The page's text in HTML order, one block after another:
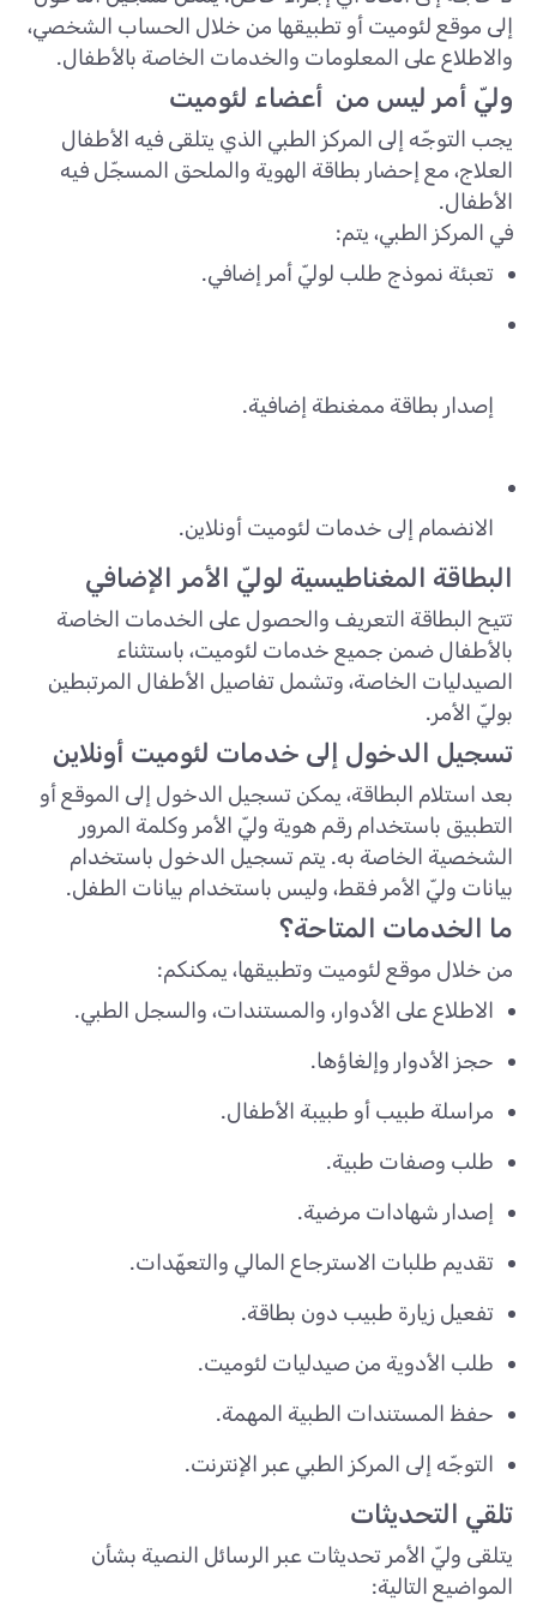
إلى موقع لئوميت أو تطبيقها من خلال الحساب الشخصي،
والاطلاع على المعلومات والخدمات الخاصة بالأطفال.
وليّ أمر ليس من أعضاء لئوميت
يجب التوجّه إلى المركز الطبي الذي يتلقى فيه الأطفال
العلاج، مع إحضار بطاقة الهوية والملحق المسجّل فيه
الأطفال.
في المركز الطبي، يتم:
تعبئة نموذج طلب لوليّ أمر إضافي.
إصدار بطاقة ممغنطة إضافية.
الانضمام إلى خدمات لئوميت أونلاين.
البطاقة المغناطيسية لوليّ الأمر الإضافي
تتيح البطاقة التعريف والحصول على الخدمات الخاصة
بالأطفال ضمن جميع خدمات لئوميت، باستثناء
الصيدليات الخاصة، وتشمل تفاصيل الأطفال المرتبطين
بوليّ الأمر.
تسجيل الدخول إلى خدمات لئوميت أونلاين
بعد استلام البطاقة، يمكن تسجيل الدخول إلى الموقع أو
التطبيق باستخدام رقم هوية وليّ الأمر وكلمة المرور
الشخصية الخاصة به. يتم تسجيل الدخول باستخدام
بيانات وليّ الأمر فقط، وليس باستخدام بيانات الطفل.
ما الخدمات المتاحة؟
من خلال موقع لئوميت وتطبيقها، يمكنكم:
الاطلاع على الأدوار، والمستندات، والسجل الطبي.
حجز الأدوار وإلغاؤها.
مراسلة طبيب أو طبيبة الأطفال.
طلب وصفات طبية.
إصدار شهادات مرضية.
تقديم طلبات الاسترجاع المالي والتعهّدات.
تفعيل زيارة طبيب دون بطاقة.
طلب الأدوية من صيدليات لئوميت.
حفظ المستندات الطبية المهمة.
التوجّه إلى المركز الطبي عبر الإنترنت.
تلقي التحديثات
يتلقى وليّ الأمر تحديثات عبر الرسائل النصية بشأن
المواضيع التالية: